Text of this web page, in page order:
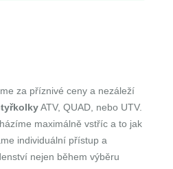
za příznivé ceny a nezáleží
ATV, QUAD, nebo UTV.
maximálně vstříc a to jak
individuální přístup a
nejen během výběru